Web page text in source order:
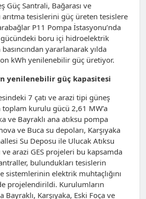
Güç Santrali, Bağarası ve
arıtma tesislerini güç üreten tesislere
P11 Pompa İstasyonu’nda
boru içi hidroelektrik
yararlanarak yılda
kWh yenilenebilir güç üretiyor.
yenilenebilir güç kapasitesi
7 çatı ve arazi tipi güneş
kurulu gücü 2,61 MW’a
ve Bayraklı ana atıksu pompa
ve Buca su depoları, Karşıyaka
Su Deposu ile Ulucak Atıksu
ve arazi GES projeleri bu kapsamda
bulundukları tesislerin
sistemlerinin elektrik muhtaçlığını
projelendirildi. Kurulumların
Bayraklı, Karşıyaka, Eski Foça ve